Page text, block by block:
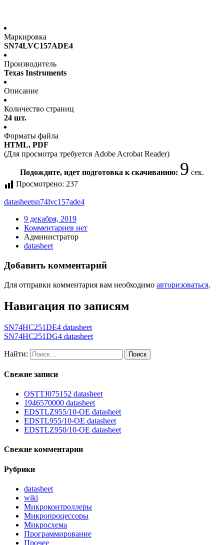
Маркировка
SN74LVC157ADE4
Производитель
Texas Instruments
Описание
Количество страниц
24 шт.
Форматы файла
HTML, PDF
(Для просмотра требуется Adobe Acrobat Reader)
Подождите, идет подготовка к скачиванию: 9 сек.
Просмотрено: 237
datasheetsn74lvc157ade4
9 декабря, 2019
Комментариев нет
Администратор
datasheet
Добавить комментарий
Для отправки комментария вам необходимо авторизоваться.
Навигация по записям
SN74HC251DE4 datasheet
SN74HC251DG4 datasheet
Найти:
Свежие записи
OSTTJ075152 datasheet
1946570000 datasheet
EDSTLZ955/10-OE datasheet
EDSTL955/10-OE datasheet
EDSTLZ950/10-OE datasheet
Свежие комментарии
Рубрики
datasheet
wiki
Микроконтроллеры
Микропроцессоры
Микросхема
Программирование
Прочее